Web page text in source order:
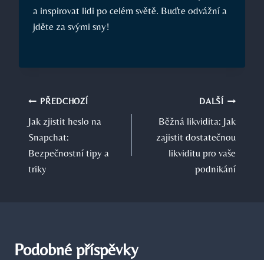
a inspirovat lidi po celém světě. Buďte odvážní a
jděte za svými sny!
Navigace
pro
příspěvek
PŘEDCHOZÍ
Jak zjistit heslo na
Snapchat:
Bezpečnostní tipy a
triky
DALŠÍ
Běžná likvidita: Jak
zajistit dostatečnou
likviditu pro vaše
podnikání
Podobné příspěvky